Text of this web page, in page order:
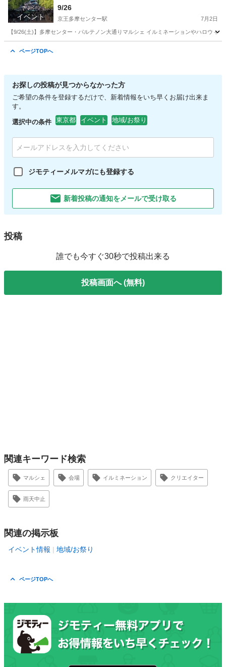
イベント
9/26
京王多摩センター駅 7月2日
【9/26(土)】多摩センター・パルテノン大通りマルシェ イルミネーションやハロウ
ページTOPへ
お探しの投稿が見つからなかった方
ご希望の条件を登録するだけで、新着情報をいち早くお届け出来ま
す。
選択中の条件 東京都 イベント 地域/お祭り
ジモティーメルマガにも登録する
新着投稿の通知をメールで受け取る
投稿
誰でも今すぐ30秒で投稿出来る
投稿画面へ (無料)
関連キーワード検索
マルシェ 会場 イルミネーション クリエイター
雨天中止
関連の掲示板
イベント情報 地域/お祭り
ページTOPへ